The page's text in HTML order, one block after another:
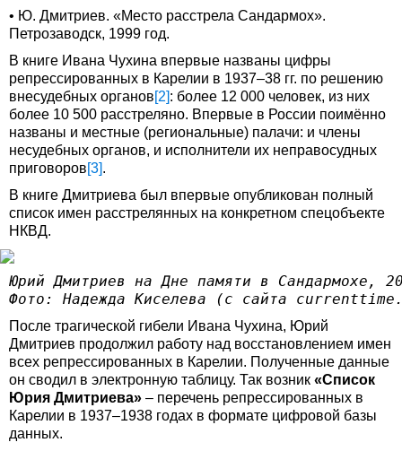
• Ю. Дмитриев. «Место расстрела Сандармох».
Петрозаводск, 1999 год.
В книге Ивана Чухина впервые названы цифры
репрессированных в Карелии в 1937–38 гг. по решению
внесудебных органов[2]: более 12 000 человек, из них
более 10 500 расстреляно. Впервые в России поимённо
названы и местные (региональные) палачи: и члены
несудебных органов, и исполнители их неправосудных
приговоров[3].
В книге Дмитриева был впервые опубликован полный
список имен расстрелянных на конкретном спецобъекте
НКВД.
Юрий Дмитриев на Дне памяти в Сандармохе,
Фото: Надежда Киселева (с сайта
После трагической гибели Ивана Чухина, Юрий
Дмитриев продолжил работу над восстановлением имен
всех репрессированных в Карелии. Полученные данные
он сводил в электронную таблицу. Так возник «Список
Юрия Дмитриева» – перечень репрессированных в
Карелии в 1937–1938 годах в формате цифровой базы
данных.